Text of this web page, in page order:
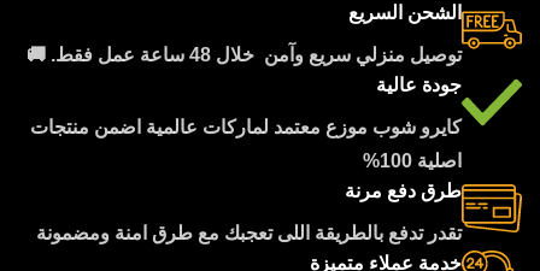
الشحن السريع
توصيل منزلي سريع وآمن خلال 48 ساعة عمل فقط. 🚚
جودة عالية
كايرو شوب موزع معتمد لماركات عالمية اضمن منتجات
اصلية 100%
طرق دفع مرنة
تقدر تدفع بالطريقة اللى تعجبك مع طرق امنة ومضمونة
خدمة عملاء متميزة